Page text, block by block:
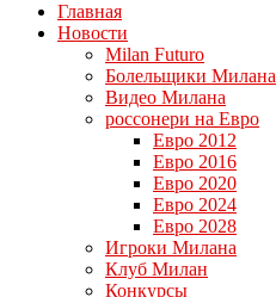
Главная
Новости
Milan Futuro
Болельщики Милана
Видео Милана
россонери на Евро
Евро 2012
Евро 2016
Евро 2020
Евро 2024
Евро 2028
Игроки Милана
Клуб Милан
Конкурсы